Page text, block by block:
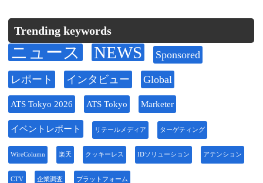
Trending keywords
ニュース NEWS Sponsored
レポート インタビュー Global
ATS Tokyo 2026 ATS Tokyo Marketer
イベントレポート リテールメディア ターゲティング
WireColumn 楽天 クッキーレス IDソリューション アテンション
CTV 企業調査 プラットフォーム